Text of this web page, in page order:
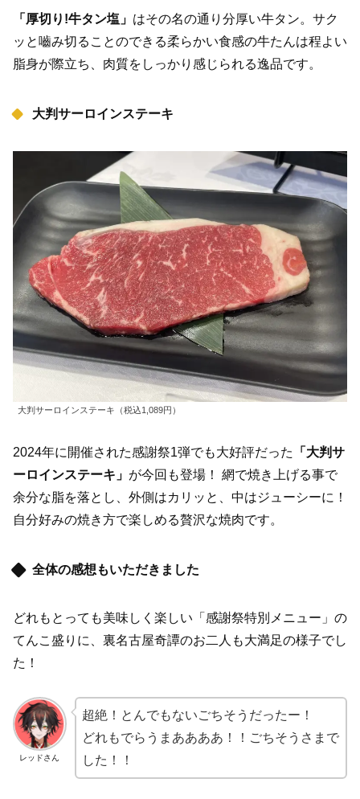
「厚切り!牛タン塩」 はその名の通り分厚い牛タン。サク
ッと嚙み切ることのできる柔らかい食感の牛たんは程よい
脂身が際立ち、肉質をしっかり感じられる逸品です。
大判サーロインステーキ
大判サーロインステーキ（税込1,089円）
2024年に開催された感謝祭1弾でも大好評だった
「大判サ
ーロインステーキ」 が今回も登場！ 網で焼き上げる事で
余分な脂を落とし、外側はカリッと、中はジューシーに！
自分好みの焼き方で楽しめる贅沢な焼肉です。
全体の感想もいただきました
どれもとっても美味しく楽しい「感謝祭特別メニュー」の
てんこ盛りに、裏名古屋奇譚のお二人も大満足の様子でし
た！
レッドさん
超絶！とんでもないごちそうだったー！
どれもでらうまああああ！！ごちそうさまで
した！！